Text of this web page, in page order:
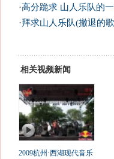
·高分跪求 山人乐队的
·拜求山人乐队(撤退的
相关视频新闻
2009杭州·西湖现代音乐